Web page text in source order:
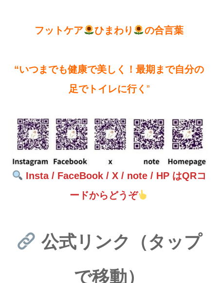
フットケア ひまわり の合言葉
“いつまでも健康で美しく！最期まで自分の
足でトイレに行く ”
Insta / FaceBook / X / note / HP はQRコ
ードからどうぞ
公式リンク（タップ
で移動）